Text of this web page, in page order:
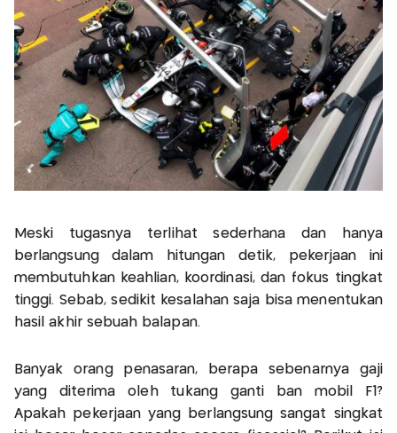
Meski tugasnya terlihat sederhana dan hanya
berlangsung dalam hitungan detik, pekerjaan ini
membutuhkan keahlian, koordinasi, dan fokus tingkat
tinggi. Sebab, sedikit kesalahan saja bisa menentukan
hasil akhir sebuah balapan.
Banyak orang penasaran, berapa sebenarnya gaji
yang diterima oleh tukang ganti ban mobil F1?
Apakah pekerjaan yang berlangsung sangat singkat